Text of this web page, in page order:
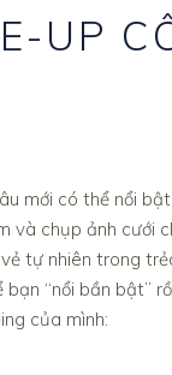
UP
mới có thể nổi
chụp ảnh cưới
tự nhiên trong
“nổi bần bật”
của mình: